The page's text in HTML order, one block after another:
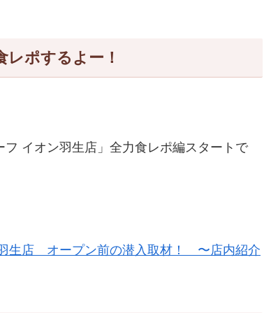
ポするよー！
イオン羽生店」全力食レポ編スタートで
羽生店 オープン前の潜入取材！ 〜店内紹介